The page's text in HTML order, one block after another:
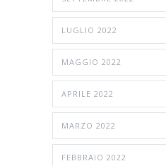
LUGLIO 2022
MAGGIO 2022
APRILE 2022
MARZO 2022
FEBBRAIO 2022